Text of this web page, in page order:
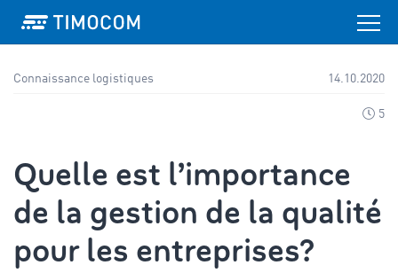
Connaissance logistiques 14.10.2020
5
Quelle est l’importance
de la gestion de la qualité
pour les entreprises?